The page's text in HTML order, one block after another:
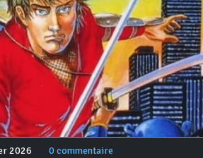
2026 0 commentaire